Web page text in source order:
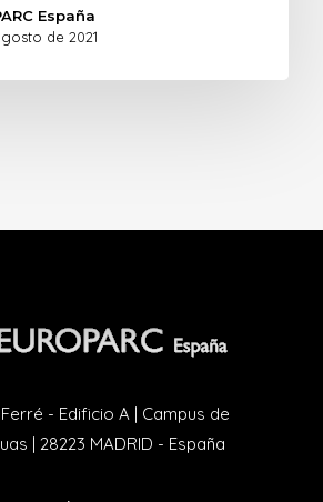
España
de 2021
- Edificio A | Campus de
| 28223 MADRID - España